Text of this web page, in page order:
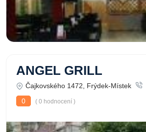
ANGEL GRILL
Čajkovského 1472, Frýdek-Místek
0
( 0 hodnocení )